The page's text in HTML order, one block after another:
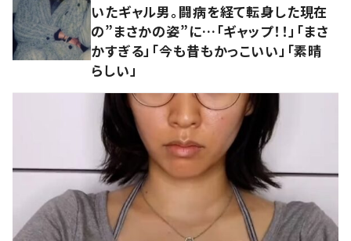
いたギャル男。闘病を経て転身した現在
の”まさかの姿”に…「ギャップ！！」「まさ
かすぎる」「今も昔もかっこいい」「素晴
らしい」